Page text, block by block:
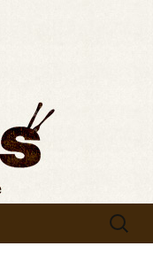
トロヌ
お知らせ
ー“bistrot
せします。フ
新メニューや
報、メディア
らせをします
。
検